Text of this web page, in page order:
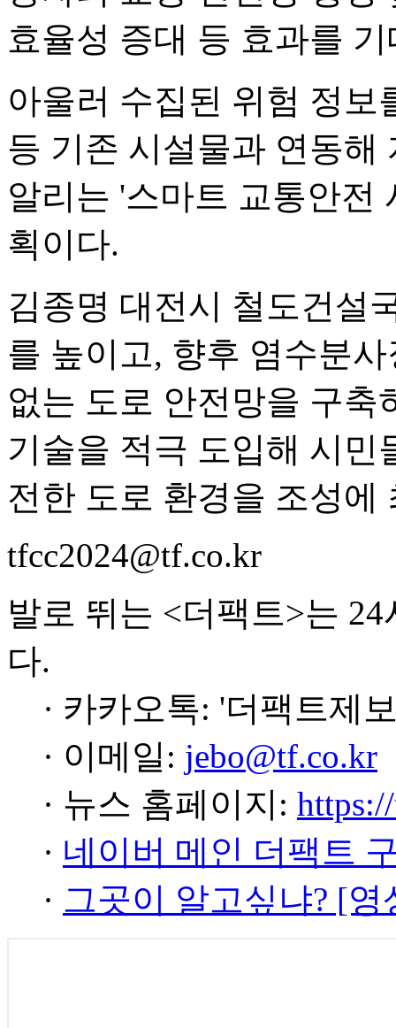
효율성 증대 등 효과를
아울러 수집된 위험 정보
등 기존 시설물과 연동해
알리는 '스마트 교통안전
획이다.
김종명 대전시 철도건설
를 높이고, 향후 염수분
없는 도로 안전망을 구
기술을 적극 도입해 시민
전한 도로 환경을 조성에
tfcc2024@tf.co.kr
발로 뛰는 <더팩트>는
다.
· 카카오톡: '더팩트제
· 이메일: jebo@tf.co.kr
· 뉴스 홈페이지:
· 네이버 메인 더팩트
· 그곳이 알고싶냐? [